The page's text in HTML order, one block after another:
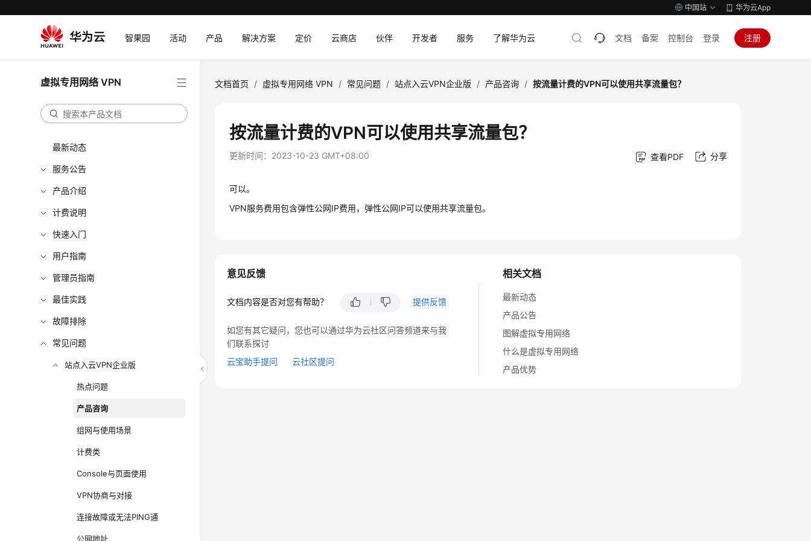
中国站 华为云App
智果园 活动 产品 解决方案 定价 云商店 伙伴 开发者 服务 了解华为云 文档 备案 控制台 登录 注册
虚拟专用网络 VPN
最新动态
服务公告
产品介绍
计费说明
快速入门
用户指南
管理员指南
最佳实践
故障排除
常见问题
站点入云VPN企业版
热点问题
产品咨询
组网与使用场景
计费类
Console与页面使用
VPN协商与对接
连接故障或无法PING通
公网地址
文档首页 / 虚拟专用网络 VPN / 常见问题 / 站点入云VPN企业版 / 产品咨询 / 按流量计费的VPN可以使用共享流量包？
按流量计费的VPN可以使用共享流量包？
更新时间： 2023-10-23 GMT+08:00 查看PDF 分享
可以。
VPN服务费用包含弹性公网IP费用，弹性公网IP可以使用共享流量包。
相关文档
最新动态
产品公告
图解虚拟专用网络
什么是虚拟专用网络
产品优势
意见反馈
文档内容是否对您有帮助？ 提供反馈
如您有其它疑问，您也可以通过华为云社区问答频道来与我
们联系探讨
云宝助手提问
云社区提问